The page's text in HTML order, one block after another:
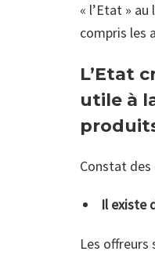
« l’Etat »
compris les
L’Etat
utile à
Constat
Il existe
Les offreurs